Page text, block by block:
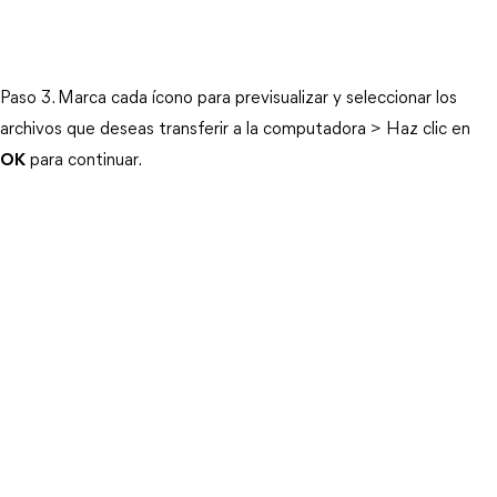
Paso 3. Marca cada ícono para previsualizar y seleccionar los
archivos que deseas transferir a la computadora > Haz clic en
OK para continuar.